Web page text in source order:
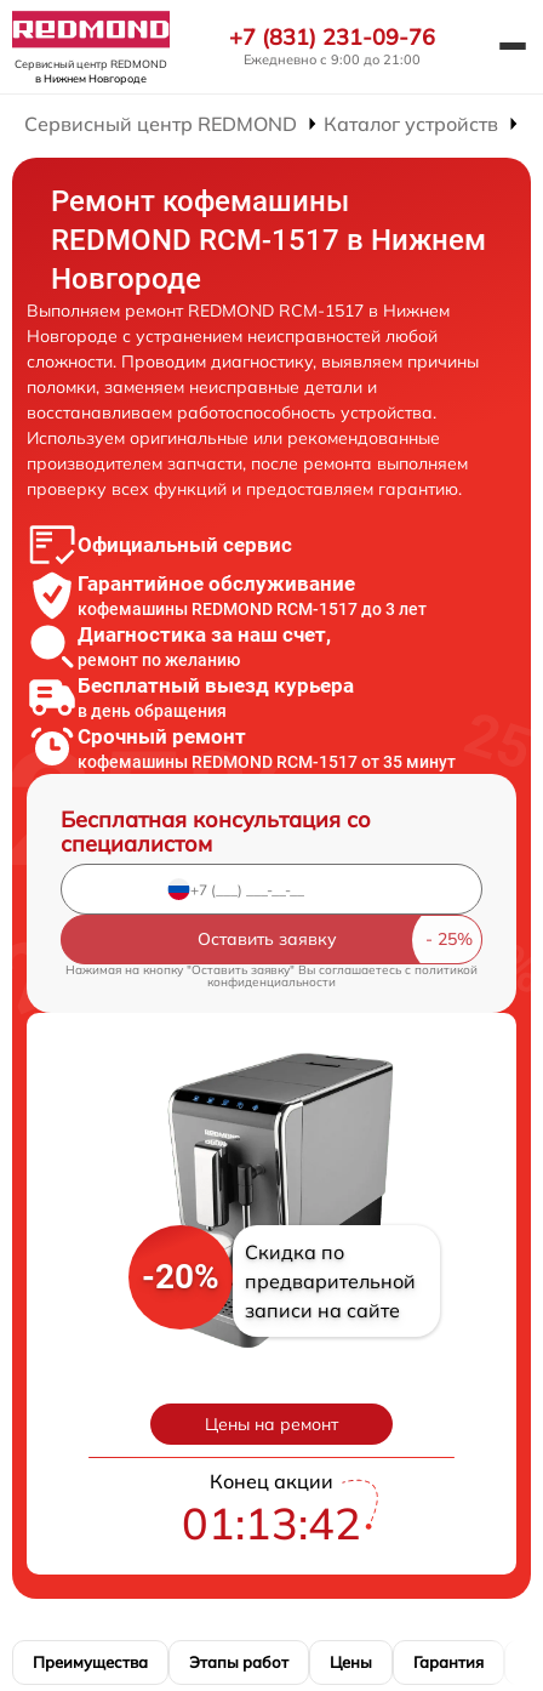
Сервисный центр REDMOND
в Нижнем Новгороде
+7 (831) 231-09-76
Ежедневно с 9:00 до 21:00
Сервисный центр REDMOND Каталог устройств
Ремонт кофемашины
REDMOND RCM-1517 в Нижнем
Новгороде
Выполняем ремонт REDMOND RCM-1517 в Нижнем
Новгороде с устранением неисправностей любой
сложности. Проводим диагностику, выявляем причины
поломки, заменяем неисправные детали и
восстанавливаем работоспособность устройства.
Используем оригинальные или рекомендованные
производителем запчасти, после ремонта выполняем
проверку всех функций и предоставляем гарантию.
Официальный сервис
Гарантийное обслуживание
кофемашины REDMOND RCM-1517 до 3 лет
Диагностика за наш счет,
ремонт по желанию
Бесплатный выезд курьера
в день обращения
Срочный ремонт
кофемашины REDMOND RCM-1517 от 35 минут
Бесплатная консультация со
специалистом
Оставить заявку
Нажимая на кнопку "Оставить заявку" Вы соглашаетесь c политикой
конфиденциальности
-20%
Скидка по
предварительной
записи на сайте
Цены на ремонт
Конец акции
01:13:41
Преимущества Этапы работ Цены Гарантия